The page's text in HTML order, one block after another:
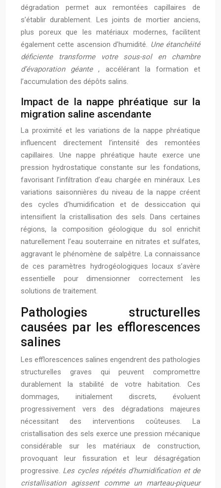
dégradation permet aux remontées capillaires de
s’établir durablement. Les joints de mortier anciens,
plus poreux que les matériaux modernes, facilitent
également cette ascension d’humidité. Une étanchéité
déficiente transforme votre sous-sol en chambre
d’évaporation géante, accélérant la formation et
l’accumulation des dépôts salins.
Impact de la nappe phréatique sur la
migration saline ascendante
La proximité et les variations de la nappe phréatique
influencent directement l’intensité des remontées
capillaires. Une nappe phréatique haute exerce une
pression hydrostatique constante sur les fondations,
favorisant l’infiltration d’eau chargée en minéraux. Les
variations saisonnières du niveau de la nappe créent
des cycles d’humidification et de dessiccation qui
intensifient la cristallisation des sels. Dans certaines
régions, la composition géologique du sol enrichit
naturellement l’eau souterraine en nitrates et sulfates,
aggravant le phénomène de salpêtre. La connaissance
de ces paramètres hydrogéologiques locaux s’avère
essentielle pour dimensionner correctement les
solutions de traitement.
Pathologies structurelles
causées par les efflorescences
salines
Les efflorescences salines engendrent des pathologies
structurelles graves qui peuvent compromettre
durablement la stabilité de votre habitation. Ces
dommages, initialement discrets, évoluent
progressivement vers des dégradations majeures
nécessitant des interventions coûteuses. La
cristallisation des sels exerce une pression mécanique
considérable sur les matériaux de construction,
provoquant leur fissuration et leur désagrégation
progressive. Les cycles répétés d’humidification et de
cristallisation agissent comme un marteau-piqueur